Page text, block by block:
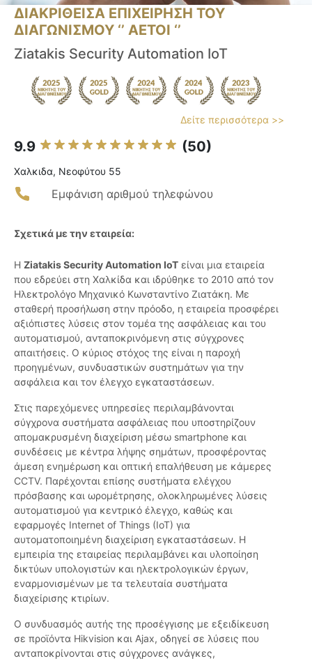
ΔΙΑΚΡΙΘΕΙΣΑ ΕΠΙΧΕΙΡΗΣΗ ΤΟΥ
ΔΙΑΓΩΝΙΣΜΟΥ ‘’ ΑΕΤΟΙ ‘’
Ziatakis Security Automation IoT
Δείτε περισσότερα >>
9.9 (50)
Χαλκιδα, Νεοφύτου 55
Εμφάνιση αριθμού τηλεφώνου
Σχετικά με την εταιρεία:
Η Ziatakis Security Automation IoT είναι μια εταιρεία
που εδρεύει στη Χαλκίδα και ιδρύθηκε το 2010 από τον
Ηλεκτρολόγο Μηχανικό Κωνσταντίνο Ζιατάκη. Με
σταθερή προσήλωση στην πρόοδο, η εταιρεία προσφέρει
αξιόπιστες λύσεις στον τομέα της ασφάλειας και του
αυτοματισμού, ανταποκρινόμενη στις σύγχρονες
απαιτήσεις. Ο κύριος στόχος της είναι η παροχή
προηγμένων, συνδυαστικών συστημάτων για την
ασφάλεια και τον έλεγχο εγκαταστάσεων.
Στις παρεχόμενες υπηρεσίες περιλαμβάνονται
σύγχρονα συστήματα ασφάλειας που υποστηρίζουν
απομακρυσμένη διαχείριση μέσω smartphone και
συνδέσεις με κέντρα λήψης σημάτων, προσφέροντας
άμεση ενημέρωση και οπτική επαλήθευση με κάμερες
CCTV. Παρέχονται επίσης συστήματα ελέγχου
πρόσβασης και ωρομέτρησης, ολοκληρωμένες λύσεις
αυτοματισμού για κεντρικό έλεγχο, καθώς και
εφαρμογές Internet of Things (IoT) για
αυτοματοποιημένη διαχείριση εγκαταστάσεων. Η
εμπειρία της εταιρείας περιλαμβάνει και υλοποίηση
δικτύων υπολογιστών και ηλεκτρολογικών έργων,
εναρμονισμένων με τα τελευταία συστήματα
διαχείρισης κτιρίων.
Ο συνδυασμός αυτής της προσέγγισης με εξειδίκευση
σε προϊόντα Hikvision και Ajax, οδηγεί σε λύσεις που
ανταποκρίνονται στις σύγχρονες ανάγκες,